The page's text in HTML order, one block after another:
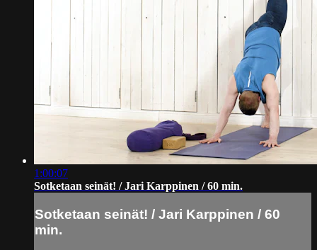
1:00:07
Sotketaan seinät! / Jari Karppinen / 60 min.
Sotketaan seinät! / Jari Karppinen / 60
min.